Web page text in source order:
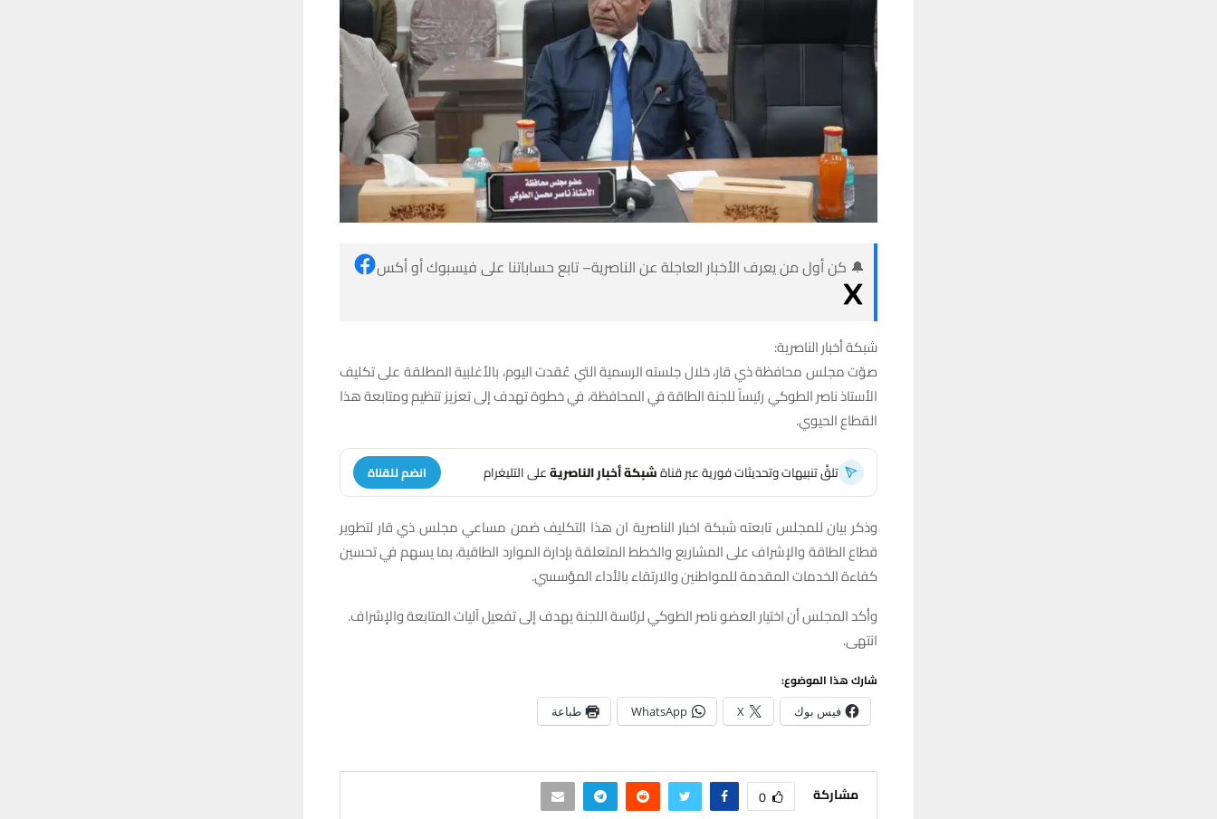
🔔 كن أول من يعرف الأخبار العاجلة عن الناصرية– تابع حساباتنا على فيسبوك أو أكس
شبكة أخبار الناصرية:
صوّت مجلس محافظة ذي قار، خلال جلسته الرسمية التي عُقدت اليوم، بالأغلبية المطلقة على تكليف
الأستاذ ناصر الطوكي رئيساً للجنة الطاقة في المحافظة، في خطوة تهدف إلى تعزيز تنظيم ومتابعة هذا
القطاع الحيوي.
تلقَّ تنبيهات وتحديثات فورية عبر قناةشبكة أخبار الناصريةعلى التليغرام انضم للقناة
وذكر بيان للمجلس تابعته شبكة اخبار الناصرية ان هذا التكليف ضمن مساعي مجلس ذي قار لتطوير
قطاع الطاقة والإشراف على المشاريع والخطط المتعلقة بإدارة الموارد الطاقية، بما يسهم في تحسين
كفاءة الخدمات المقدمة للمواطنين والارتقاء بالأداء المؤسسي.
وأكد المجلس أن اختيار العضو ناصر الطوكي لرئاسة اللجنة يهدف إلى تفعيل آليات المتابعة والإشراف.
انتهى.
شارك هذا الموضوع:
فيس بوك X
WhatsApp طباعة
مشاركة 0